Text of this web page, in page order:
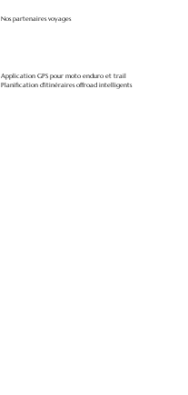
Nos partenaires voyages
Application GPS pour moto enduro et trail
Planification d'itinéraires offroad intelligents